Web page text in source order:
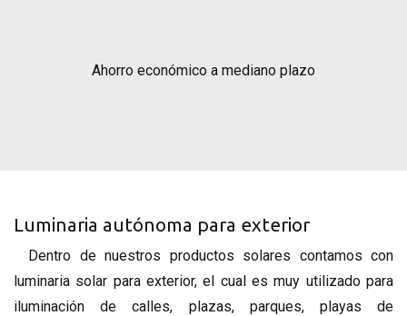
Ahorro económico a mediano plazo
Luminaria autónoma para exterior
Dentro de nuestros productos solares contamos con
luminaria solar para exterior, el cual es muy utilizado para
iluminación de calles, plazas, parques, playas de